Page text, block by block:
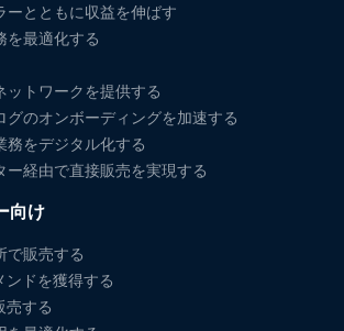
ーとともに収益を伸ばす
を最適化する
ットワークを提供する
グのオンボーディングを加速する
務をデジタル化する
ー経由で直接販売を実現する
向け
で販売する
ドを獲得する
売する